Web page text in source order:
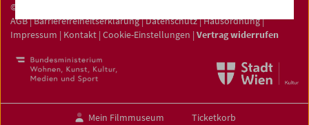
© Österreichisches Filmmuseum 2026
AGB|Barrierefreiheitserklärung|Datenschutz|Hausordnung|
Impressum | Kontakt | Cookie-Einstellungen | Vertrag widerrufen
Mein Filmmuseum Ticketkorb